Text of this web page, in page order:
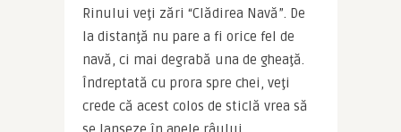
Rinului veţi zări “Clădirea Navă”. De
la distanţă nu pare a fi orice fel de
navă, ci mai degrabă una de gheaţă.
Îndreptată cu prora spre chei, veţi
crede că acest colos de sticlă vrea să